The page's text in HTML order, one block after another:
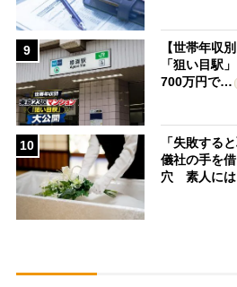
9
【世帯年収
「狙い目駅
700万円で…
10
「失敗する
儀社の手を
穴 素人に